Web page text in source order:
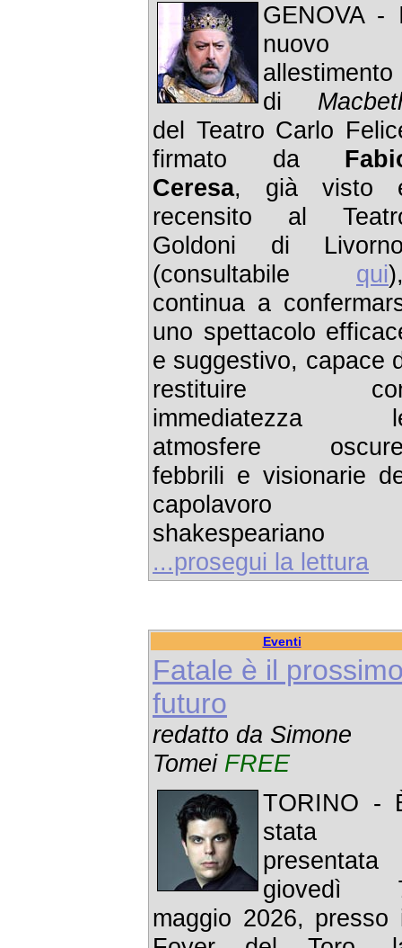
GENOVA -
nuovo
allestimento
di
del Teatro Carlo
firmato da
Ceresa, già visto
recensito al
Goldoni di
(consultabile qui
continua a
uno spettacolo
e suggestivo, capace
restituire
immediatezza
atmosfere
febbrili e visionarie
capolavoro
shakespeariano
...prosegui la lettura
Eventi
Fatale è il
futuro
redatto da Simone
Tomei FREE
TORINO -
stata
presentata
giovedì
maggio 2026, presso